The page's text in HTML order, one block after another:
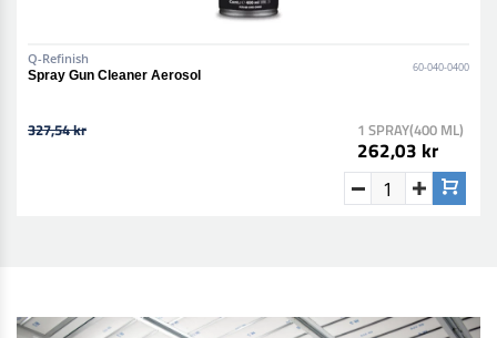
Q-Refinish
60-040-0400
Spray Gun Cleaner Aerosol
327,54 kr 1 SPRAY(400 ML)
262,03 kr